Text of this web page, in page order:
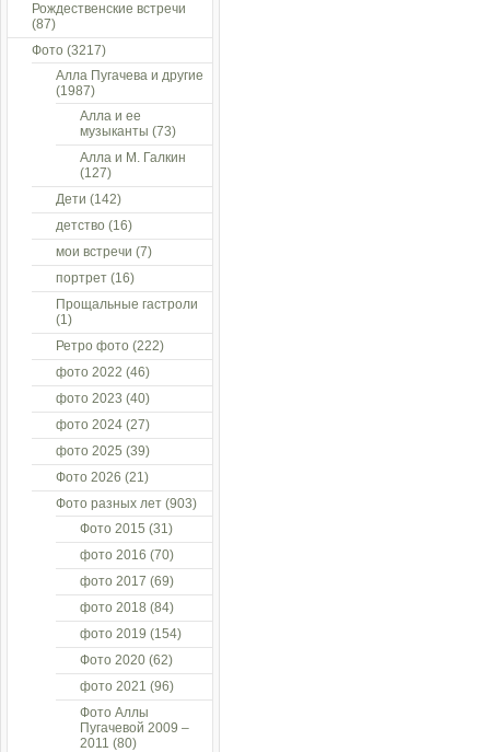
Рождественские встречи
(87)
Фото (3217)
Алла Пугачева и другие
(1987)
Алла и ее
музыканты (73)
Алла и М. Галкин
(127)
Дети (142)
детство (16)
мои встречи (7)
портрет (16)
Прощальные гастроли
(1)
Ретро фото (222)
фото 2022 (46)
фото 2023 (40)
фото 2024 (27)
фото 2025 (39)
Фото 2026 (21)
Фото разных лет (903)
Фото 2015 (31)
фото 2016 (70)
фото 2017 (69)
фото 2018 (84)
фото 2019 (154)
Фото 2020 (62)
фото 2021 (96)
Фото Аллы
Пугачевой 2009 –
2011 (80)